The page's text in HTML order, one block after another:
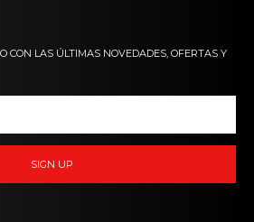
CON LAS ÚLTIMAS NOVEDADES, OFERTAS Y
SIGN UP